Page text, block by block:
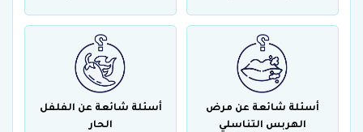
أسئلة شائعة عن مرض
الهربس التناسلي
أسئلة شائعة عن الفلفل
الحار